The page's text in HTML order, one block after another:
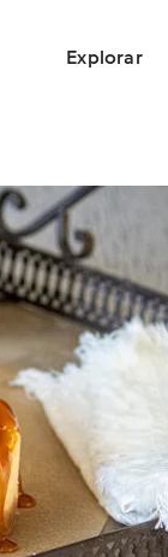
Explorar